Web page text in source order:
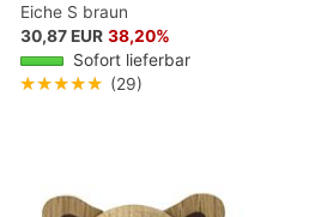
Eiche S braun
30,87 EUR 38,20%
Sofort lieferbar
★★★★★ (29)